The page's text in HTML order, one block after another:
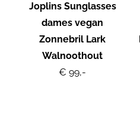
Joplins Sunglasses
dames vegan
Zonnebril Lark
Walnoothout
€ 99,-